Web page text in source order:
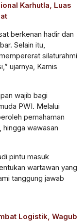
Karhutla, Luas
berkenan hadir dan
Selain itu,
silaturahmi
ujarnya, Kamis
wajib bagi
PWI. Melalui
pemahaman
wawasan
pintu masuk
wartawan yang
tanggung jawab
Logistik, Wagub